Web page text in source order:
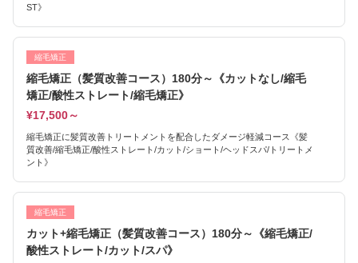
ST》
縮毛矯正
縮毛矯正（髪質改善コース）180分～《カットなし/縮毛
矯正/酸性ストレート/縮毛矯正》
¥17,500～
縮毛矯正に髪質改善トリートメントを配合したダメージ軽減コース《髪
質改善/縮毛矯正/酸性ストレート/カット/ショート/ヘッドスパ/トリートメ
ント》
縮毛矯正
カット+縮毛矯正（髪質改善コース）180分～《縮毛矯正/
酸性ストレート/カット/スパ》